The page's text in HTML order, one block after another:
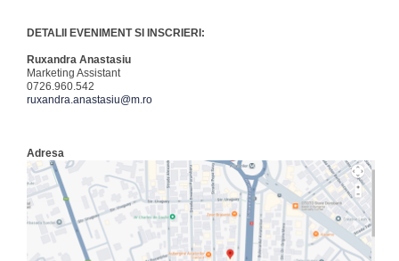
DETALII EVENIMENT SI INSCRIERI:
Ruxandra Anastasiu
Marketing Assistant
0726.960.542
ruxandra.anastasiu@m.ro
Adresa